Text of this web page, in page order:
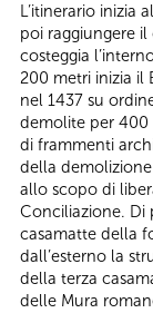
L’itinerario inizia
poi raggiungere
costeggia
200 metri inizia il
nel 1437 su
demolite per
di frammenti
della
allo scopo di
Conciliazione. Di
casamatte della
dall’esterno la
della terza
delle Mura